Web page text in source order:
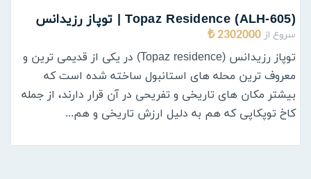
(ALH-605) Topaz Residence | توپاز رزیدانس
سروع از 2302000 ₺
توپاز رزیدانس (Topaz residence) در یکی از قدیمی ترین و
معروف ترین محله های استانبول ساخته شده است که
بیشتر مکان های تاریخی و تفریحی در آن قرار دارند، از جمله
کاخ توپکاپی که هم به دلیل ارزش تاریخی و هم...